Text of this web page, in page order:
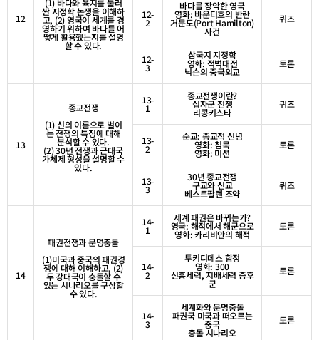
12
(1) 바다와 육지를 둘러
싼 지정학 논쟁을 이해하
고, (2)영국이 세계를 경
영하기 위하여 바다를 어
떻게 활용했는지를 설명
할 수 있다.
12-
2
바다를 장악한 영국
영화:바운티호의 반란
거문도(Port Hamilton)
사건
퀴즈
12-
3
삼국지 지정학
영화: 적벽대전
닉슨의 중국외교
토론
13
종교전쟁
(1)신의 이름으로 벌이
는 전쟁의 특징에 대해
분석할 수 있다.
(2) 30년 전쟁과 근대국
가체제 형성을 설명할 수
있다.
13-
1
종교전쟁이란?
십자군 전쟁
리콩키스타
퀴즈
13-
2
순교: 종교적 신념
영화: 침묵
영화: 미션
토론
13-
3
30년 종교전쟁
구교와 신교
베스트팔렌 조약
퀴즈
14
패권전쟁과 문명충돌
(1)미국과 중국의 패권경
쟁에 대해 이해하고, (2)
두 강대국이 충돌할 수
있는 시나리오를 구상할
수 있다.
14-
1
세계 패권은 바뀌는가?
영국:해적에서 해군으로
영화:카리비안의 해적
토론
14-
2
투키디데스 함정
영화: 300
신흥세력,지배세력 증후
군
토론
14-
3
세계화와 문명충돌
패권국 미국과 떠오르는
중국
충돌 시나리오
토론